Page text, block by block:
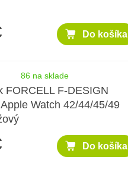
Do košíka
86 na sklade
FORCELL F-DESIGN
Watch 42/44/45/49
Do košíka